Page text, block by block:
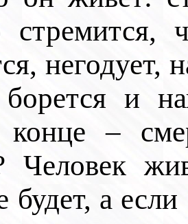
стремится,
негодует,
и
–
Человек
будет, а